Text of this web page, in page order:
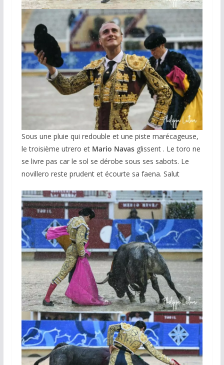
Sous une pluie qui redouble et une piste marécageuse,
le troisième utrero et Mario Navasglissent . Le toro ne
se livre pas car le sol se dérobe sous ses sabots. Le
novillero reste prudent et écourte sa faena. Salut